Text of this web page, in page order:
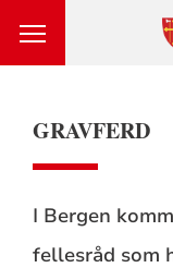
GRAVFERD
I Bergen
fellesråd som